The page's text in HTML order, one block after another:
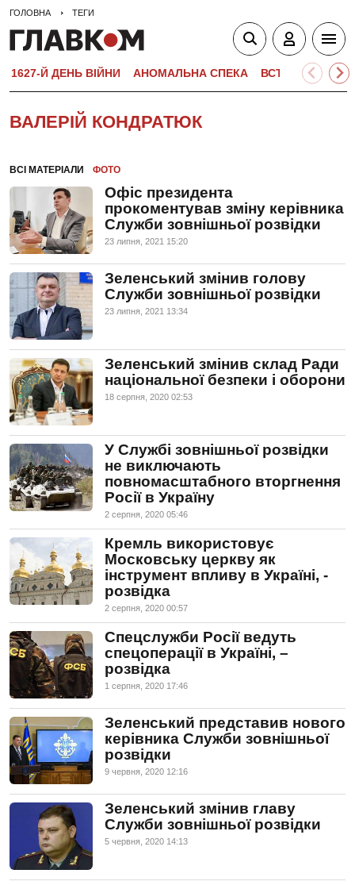
ГОЛОВНА ТЕГИ
1627-Й ДЕНЬ ВІЙНИ АНОМАЛЬНА СПЕКА ВСТУПНА
ВАЛЕРІЙ КОНДРАТЮК
ВСІ МАТЕРІАЛИ ФОТО
Офіс президента
прокоментував зміну керівника
Служби зовнішньої розвідки
23 липня, 2021 15:20
Зеленський змінив голову
Служби зовнішньої розвідки
23 липня, 2021 13:34
Зеленський змінив склад Ради
національної безпеки і оборони
18 серпня, 2020 02:53
У Службі зовнішньої розвідки
не виключають
повномасштабного вторгнення
Росії в Україну
2 серпня, 2020 05:46
Кремль використовує
Московську церкву як
інструмент впливу в Україні, -
розвідка
2 серпня, 2020 00:57
Спецслужби Росії ведуть
спецоперації в Україні, –
розвідка
1 серпня, 2020 17:46
Зеленський представив нового
керівника Служби зовнішньої
розвідки
9 червня, 2020 12:16
Зеленський змінив главу
Служби зовнішньої розвідки
5 червня, 2020 14:13